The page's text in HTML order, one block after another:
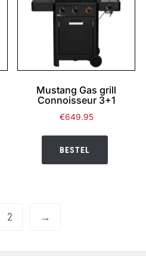
Mustang Gas grill
Connoisseur 3+1
€649.95
BESTEL
2 →